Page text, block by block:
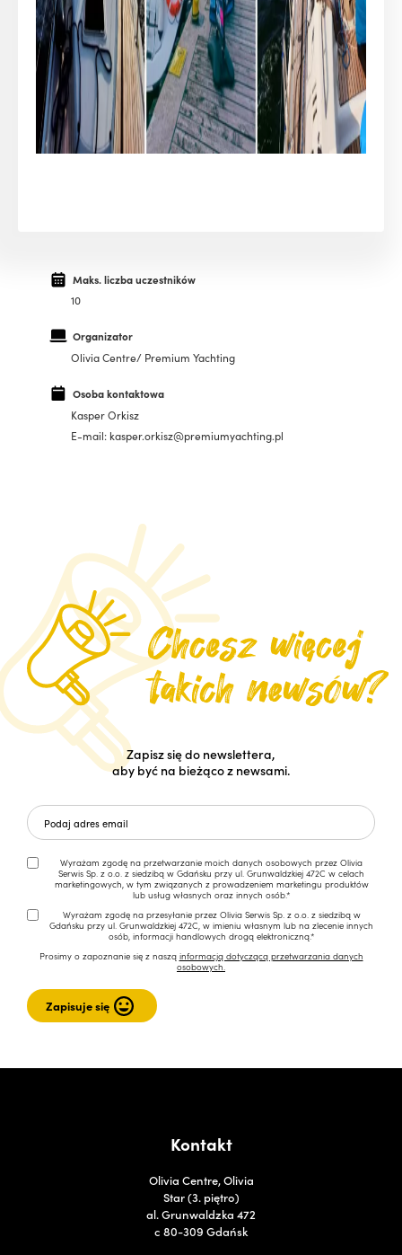
Maks. liczba uczestników
10
Organizator
Olivia Centre/ Premium Yachting
Osoba kontaktowa
Kasper Orkisz
E-mail: kasper.orkisz@premiumyachting.pl
Zapisz się do newslettera,
aby być na bieżąco z newsami.
Wyrażam zgodę na przetwarzanie moich danych osobowych przez Olivia
Serwis Sp. z o.o. z siedzibą w Gdańsku przy ul. Grunwaldzkiej 472C w celach
marketingowych, w tym związanych z prowadzeniem marketingu produktów
lub usług własnych oraz innych osób.*
Wyrażam zgodę na przesyłanie przez Olivia Serwis Sp. z o.o. z siedzibą w
Gdańsku przy ul. Grunwaldzkiej 472C, w imieniu własnym lub na zlecenie innych
osób, informacji handlowych drogą elektroniczną.*
Prosimy o zapoznanie się z naszą informacją dotyczącą przetwarzania danych
osobowych.
Kontakt
Olivia Centre, Olivia
Star (3. piętro)
al. Grunwaldzka 472
c 80-309 Gdańsk